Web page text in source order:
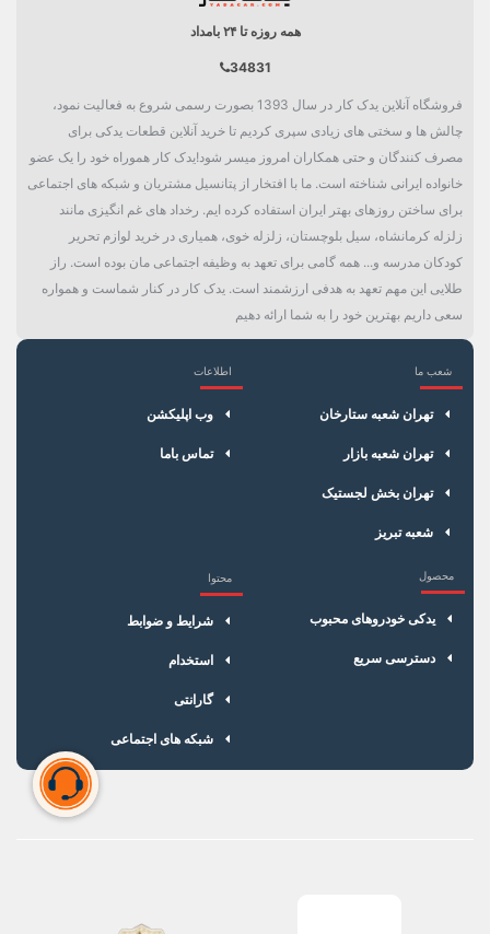
همه روزه تا ۲۴ بامداد
34831
فروشگاه آنلاین یدک کار در سال 1393 بصورت رسمی شروع به فعالیت نمود،
چالش ها و سختی های زیادی سپری کردیم تا خرید آنلاین قطعات یدکی برای
مصرف کنندگان و حتی همکاران امروز میسر شود!یدک کار هموراه خود را یک عضو
خانواده ایرانی شناخته است. ما با افتخار از پتانسیل مشتریان و شبکه های اجتماعی
برای ساختن روزهای بهتر ایران استفاده کرده ایم. رخداد های غم انگیزی مانند
زلزله کرمانشاه، سیل بلوچستان، زلزله خوی، همیاری در خرید لوازم تحریر
کودکان مدرسه و... همه گامی برای تعهد به وظیفه اجتماعی مان بوده است. راز
طلایی این مهم تعهد به هدفی ارزشمند است. یدک کار در کنار شماست و همواره
سعی داریم بهترین خود را به شما ارائه دهیم
شعب ما
تهران شعبه ستارخان
تهران شعبه بازار
تهران بخش لجستیک
شعبه تبریز
اطلاعات
وب اپلیکشن
تماس باما
محصول
یدکی خودروهای محبوب
دسترسی سریع
محتوا
شرایط و ضوابط
استخدام
گارانتی
شبکه های اجتماعی
×